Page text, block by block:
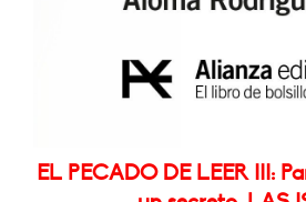
EL PECADO DE LEER III: